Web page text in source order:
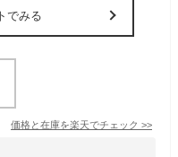
でみる
価格と在庫を楽天でチェック >>